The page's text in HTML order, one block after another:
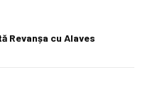
Revanșa cu Alaves